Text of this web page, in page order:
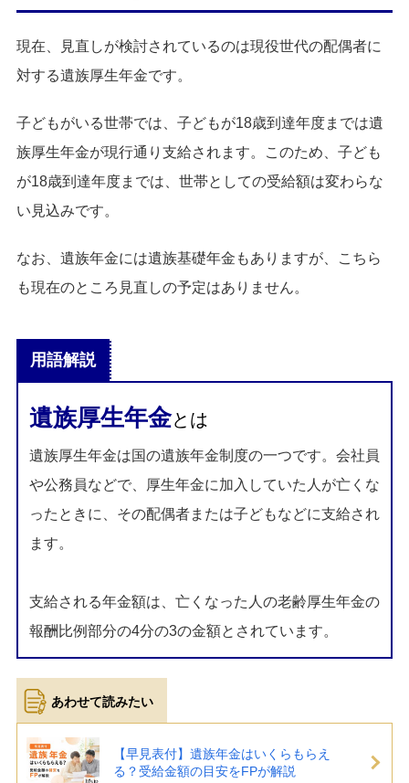
現在、見直しが検討されているのは現役世代の配偶者に
対する遺族厚生年金です。
子どもがいる世帯では、子どもが18歳到達年度までは遺
族厚生年金が現行通り支給されます。このため、子ども
が18歳到達年度までは、世帯としての受給額は変わらな
い見込みです。
なお、遺族年金には遺族基礎年金もありますが、こちら
も現在のところ見直しの予定はありません。
用語解説
遺族厚生年金とは
遺族厚生年金は国の遺族年金制度の一つです。会社員
や公務員などで、厚生年金に加入していた人が亡くな
ったときに、その配偶者または子どもなどに支給され
ます。
支給される年金額は、亡くなった人の老齢厚生年金の
報酬比例部分の4分の3の金額とされています。
【早見表付】遺族年金はいくらもらえ
る？受給金額の目安をFPが解説